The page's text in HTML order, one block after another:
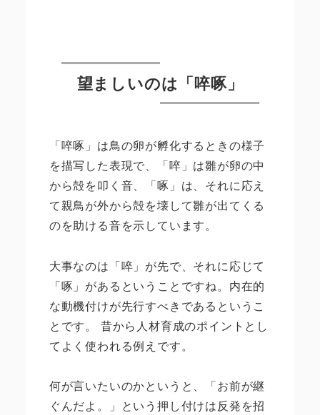
望ましいのは「啐啄」
「啐啄」は鳥の卵が孵化するときの様子
を描写した表現で、「啐」は雛が卵の中
から殻を叩く音、「啄」は、それに応え
て親鳥が外から殻を壊して雛が出てくる
のを助ける音を示しています。
大事なのは「啐」が先で、それに応じて
「啄」があるということですね。内在的
な動機付けが先行すべきであるというこ
とです。 昔から人材育成のポイントとし
てよく使われる例えです。
何が言いたいのかというと、「お前が継
ぐんだよ。」という押し付けは反発を招